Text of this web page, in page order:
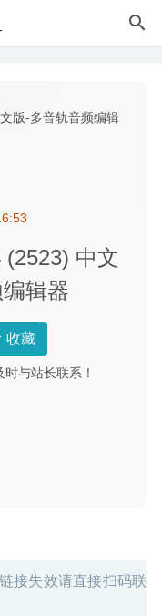
中文
辑器
收藏
与站长联系！
接失效请直接扫码联
站死链清理及优化工
维护工具 2020-04-28
中文版-最好的视频格
中文版-顶级视频调